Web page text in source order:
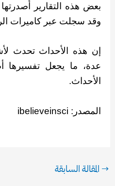
بعض هذه التقارير أصدرتها
وقد سجلت عبر كاميرات
إن هذه الأحداث تحدث
عدة، ما يجعل
الأحداث.
المصدر: ibelieveinsci
→ المقالة السابقة